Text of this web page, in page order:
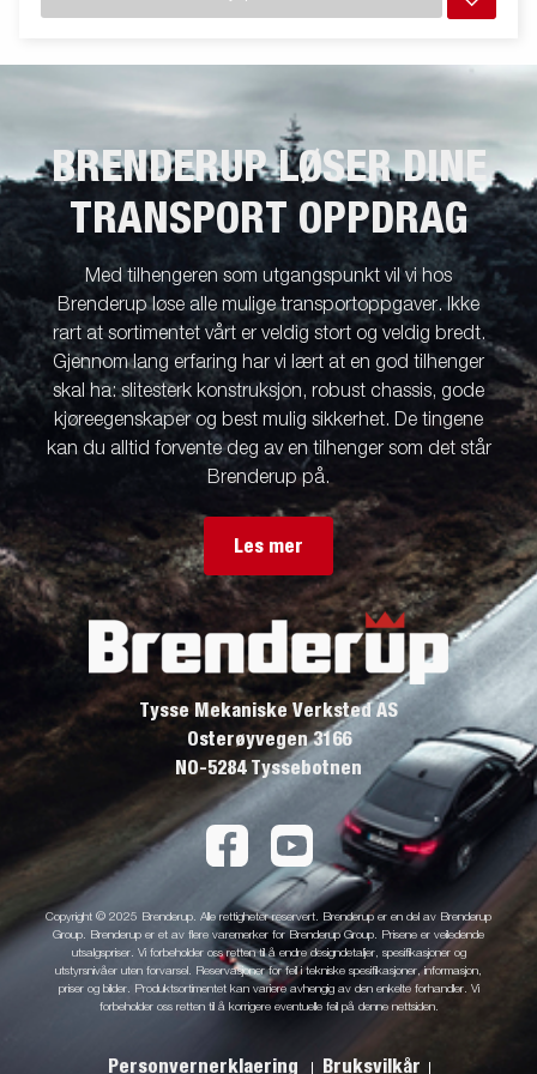
finnes også spesialutviklet tilbehør til Serie TT5000. Bildene er
kun ment som illustrasjon og kan vise tilleggsutstyr. Frakt,
registrering og miljøavgift kan tilkomme.
BRENDERUP LØSER DINE
TRANSPORT OPPDRAG
Med tilhengeren som utgangspunkt vil vi hos
Brenderup løse alle mulige transportoppgaver. Ikke
rart at sortimentet vårt er veldig stort og veldig bredt.
Gjennom lang erfaring har vi lært at en god tilhenger
skal ha: slitesterk konstruksjon, robust chassis, gode
kjøreegenskaper og best mulig sikkerhet. De tingene
kan du alltid forvente deg av en tilhenger som det står
Brenderup på.
Les mer
Tysse Mekaniske Verksted AS
Osterøyvegen 3166
NO-5284 Tyssebotnen
Copyright © 2025 Brenderup. Alle rettigheter reservert. Brenderup er en del av Brenderup
Group. Brenderup er et av flere varemerker for Brenderup Group. Prisene er veiledende
utsalgspriser. Vi forbeholder oss retten til å endre designdetaljer, spesifikasjoner og
utstyrsnivåer uten forvarsel. Reservasjoner for feil i tekniske spesifikasjoner, informasjon,
priser og bilder. Produktsortimentet kan variere avhengig av den enkelte forhandler. Vi
forbeholder oss retten til å korrigere eventuelle feil på denne nettsiden.
Personvernerklaering Bruksvilkår